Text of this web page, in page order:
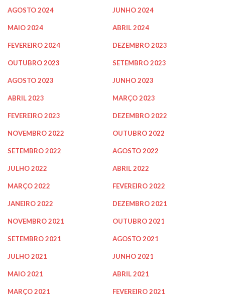
AGOSTO 2024 JUNHO 2024
MAIO 2024 ABRIL 2024
FEVEREIRO 2024 DEZEMBRO 2023
OUTUBRO 2023 SETEMBRO 2023
AGOSTO 2023 JUNHO 2023
ABRIL 2023 MARÇO 2023
FEVEREIRO 2023 DEZEMBRO 2022
NOVEMBRO 2022 OUTUBRO 2022
SETEMBRO 2022 AGOSTO 2022
JULHO 2022 ABRIL 2022
MARÇO 2022 FEVEREIRO 2022
JANEIRO 2022 DEZEMBRO 2021
NOVEMBRO 2021 OUTUBRO 2021
SETEMBRO 2021 AGOSTO 2021
JULHO 2021 JUNHO 2021
MAIO 2021 ABRIL 2021
MARÇO 2021 FEVEREIRO 2021